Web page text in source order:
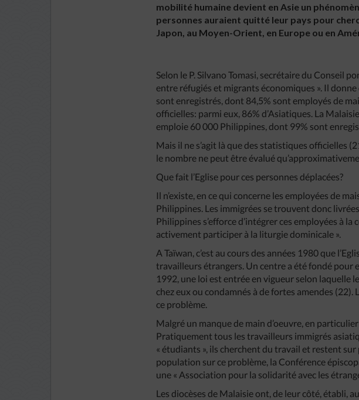
mobilité humaine devient en Asie un
personnes auraient quitté leur pays pour
Japon, au Moyen-Orient, en Europe ou en
Selon le P. Silvano Tomasi, secrétaire du Conseil
entre réfugiés et migrants économiques ». Il
sont enregistrés, dont 84,5% sont employés de
officielles: parmi eux, 86% d’Asiatiques. La
emploie 60 000 Philippines, dont 99% sont
Mais il ne s’agit là que des statistiques officielles
le nombre ne peut être évalué
Que fait l’Eglise pour ces personnes déplacées?
Il n’existe, en ce qui concerne les employées de
Philippines. Les immigrées se trouvent donc
Philippines s’efforce d’intégrer ces employées à
activement participer à la liturgie dominicale ».
A Taïwan, c’est au cours des années 1980 que
travailleurs étrangers. Un centre a été fondé pour
1992, une loi est entrée en vigueur selon laquelle
chez eux ou condamnés à de fortes amendes (22).
ce problème.
Malgré un manque de main d’oeuvre, en
Pratiquement tous les travailleurs immigrés
« étudiants », ils cherchent du travail et restent
population sur ce problème, la Conférence
une « Association pour la solidarité avec les
Les diocèses de Malaisie ont, de leur côté, établi,